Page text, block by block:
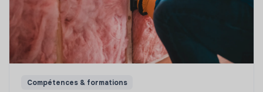
Compétences & formations